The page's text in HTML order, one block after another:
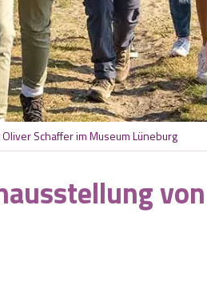
Schaffer im Museum Lüneburg